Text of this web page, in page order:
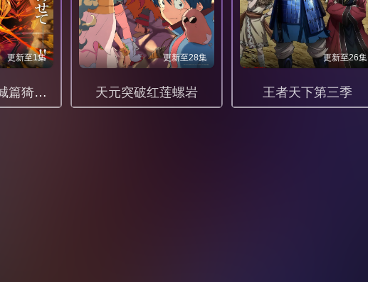
更新至1集
鬼灭之刃无限城篇猗窝座再袭1080P
更新至28集
天元突破红莲螺岩
更新至26集
王者天下第三季